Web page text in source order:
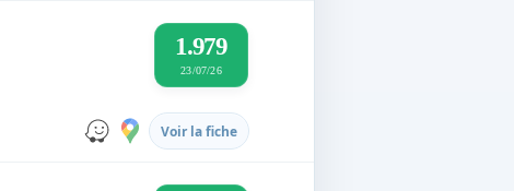
1.979
23/07/26
Voir la fiche